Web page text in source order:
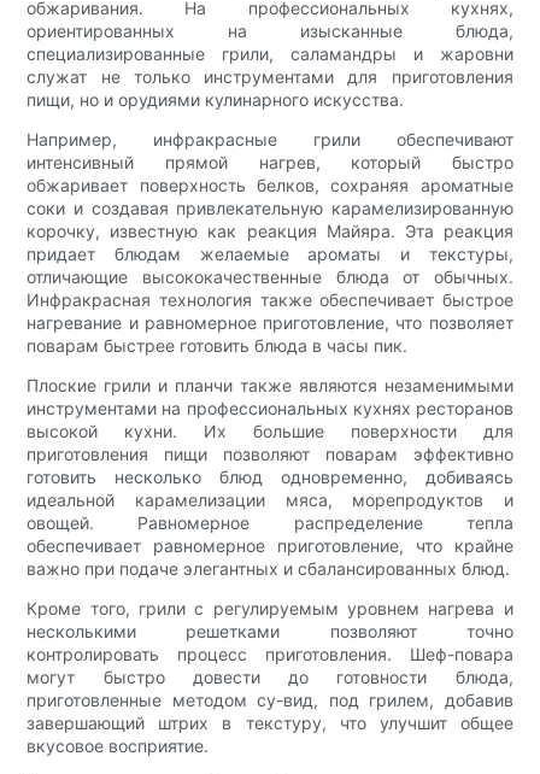
обжаривания. На профессиональных кухнях,
ориентированных на изысканные блюда,
специализированные грили, саламандры и жаровни
служат не только инструментами для приготовления
пищи, но и орудиями кулинарного искусства.
Например, инфракрасные грили обеспечивают
интенсивный прямой нагрев, который быстро
обжаривает поверхность белков, сохраняя ароматные
соки и создавая привлекательную карамелизированную
корочку, известную как реакция Майяра. Эта реакция
придает блюдам желаемые ароматы и текстуры,
отличающие высококачественные блюда от обычных.
Инфракрасная технология также обеспечивает быстрое
нагревание и равномерное приготовление, что позволяет
поварам быстрее готовить блюда в часы пик.
Плоские грили и планчи также являются незаменимыми
инструментами на профессиональных кухнях ресторанов
высокой кухни. Их большие поверхности для
приготовления пищи позволяют поварам эффективно
готовить несколько блюд одновременно, добиваясь
идеальной карамелизации мяса, морепродуктов и
овощей. Равномерное распределение тепла
обеспечивает равномерное приготовление, что крайне
важно при подаче элегантных и сбалансированных блюд.
Кроме того, грили с регулируемым уровнем нагрева и
несколькими решетками позволяют точно
контролировать процесс приготовления. Шеф-повара
могут быстро довести до готовности блюда,
приготовленные методом су-вид, под грилем, добавив
завершающий штрих в текстуру, что улучшит общее
вкусовое восприятие.